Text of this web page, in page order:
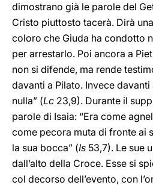
dimostrano già le parole del
Cristo piuttosto tacerà. Dirà
coloro che Giuda ha condotto
per arrestarlo. Poi ancora a
non si difende, ma rende
davanti a Pilato. Invece
nulla” (Lc 23,9). Durante il
parole di Isaia: “Era come
come pecora muta di fronte ai
la sua bocca” (Is 53,7). Le sue
dall’alto della Croce. Esse si
col decorso dell’evento, con